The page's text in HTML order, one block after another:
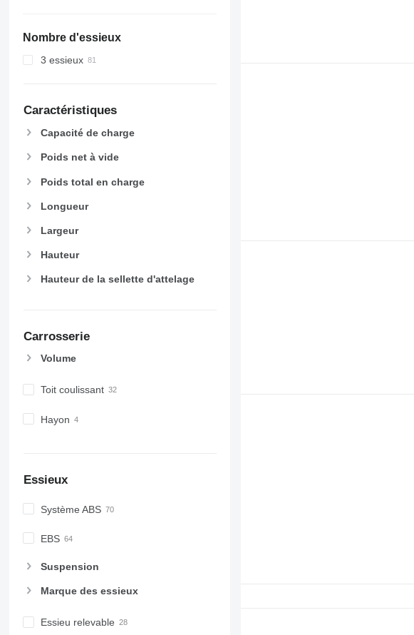
Nombre d'essieux
3 essieux
Caractéristiques
Capacité de charge
Poids net à vide
Poids total en charge
Longueur
Largeur
Hauteur
Hauteur de la sellette d'attelage
Carrosserie
Volume
Toit coulissant
Hayon
Essieux
Système ABS
EBS
Suspension
Marque des essieux
Essieu relevable